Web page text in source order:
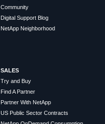
Community
Digital Support Blog
NetApp Neighborhood
SALES
Try and Buy
Find A Partner
Partner With NetApp
US Public Sector Contracts